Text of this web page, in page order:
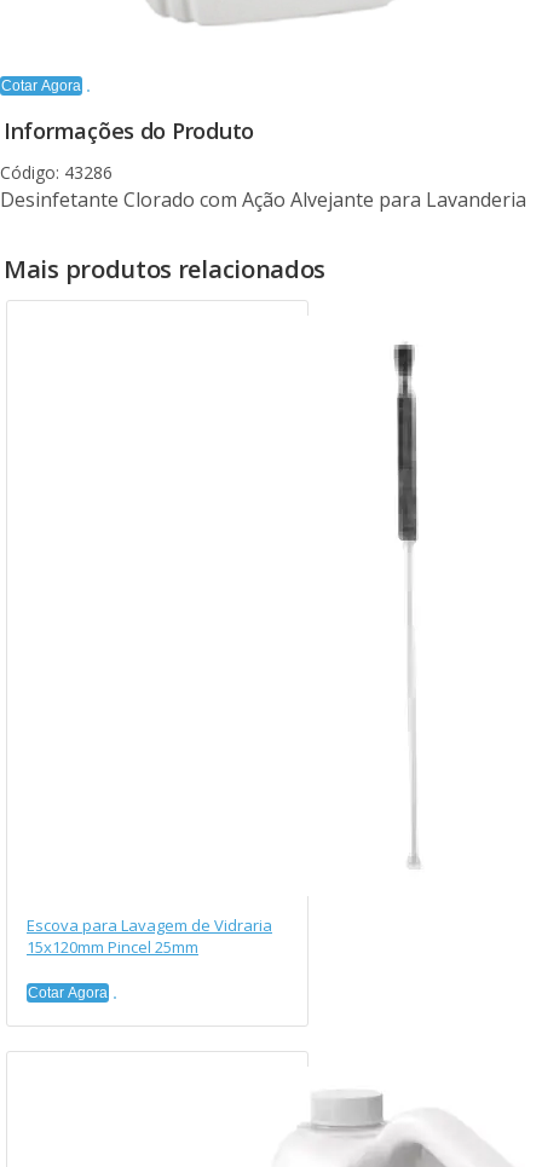
Cotar Agora
Informações do Produto
Código: 43286
Desinfetante Clorado com Ação Alvejante para Lavanderia
Mais produtos relacionados
Escova para Lavagem de Vidraria
15x120mm Pincel 25mm
Cotar Agora